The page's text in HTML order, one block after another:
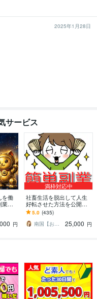
2025年1月28日
サービス
を働
教
初
｜
円
満枠対応中
社畜生活を脱出して人生
好転させた方法を公開し
ます ツールで自動化→底
辺人生から解放されて理
想の生活♪
5.0 (435)
南国【おうち副業で月収100万】
25,000 円